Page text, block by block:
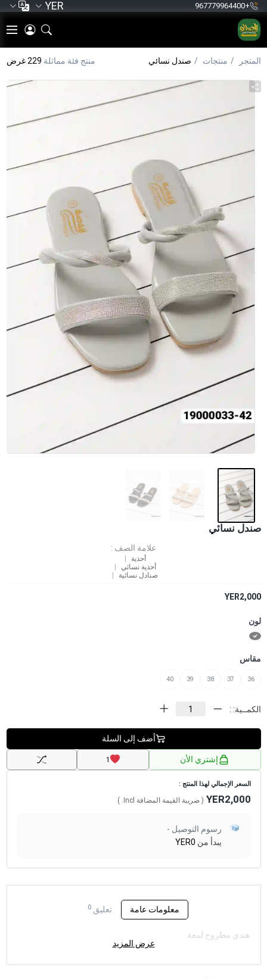
+967779964400
YER
المتجر منتجات صندل نسائي منتج فئة مماثلة 229 غرض
صندل نسائي
علامة الصف :
أحذية
أحذية نسائي
صنادل نسائية
YER2,000
لون
مقاس
36
37
38
39
40
الكمــية: :
أضف إلى السلة
إشتري الأن 1
السعر الإجمالي لهذا المنتج :
YER2,000 ( ضريبة القيمة المضافة Incl.
)
رسوم التوصيل -
يبدأ من YER0
معلومات عامة تعليق 0
هندي مطروح لمعة
عرض المزيد